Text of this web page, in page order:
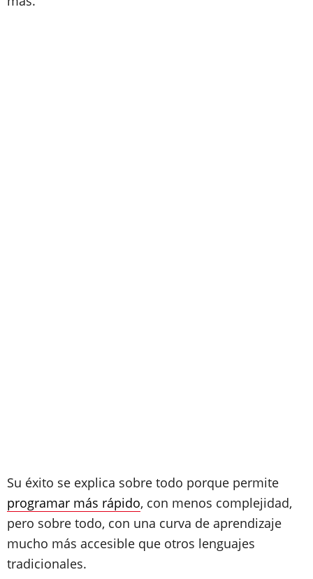
Su éxito se explica sobre todo porque permite
programar más rápido, con menos complejidad,
pero sobre todo, con una curva de aprendizaje
mucho más accesible que otros lenguajes
tradicionales.